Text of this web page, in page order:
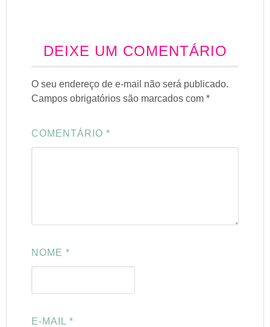
DEIXE UM COMENTÁRIO
O seu endereço de e-mail não será publicado.
Campos obrigatórios são marcados com*
COMENTÁRIO*
NOME*
E-MAIL*